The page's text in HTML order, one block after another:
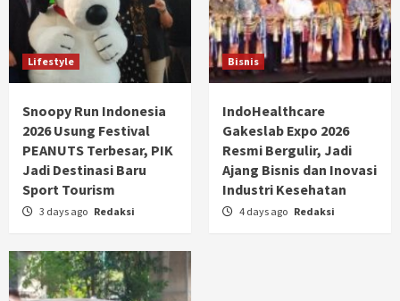
Lifestyle
Snoopy Run Indonesia
2026 Usung Festival
PEANUTS Terbesar, PIK
Jadi Destinasi Baru
Sport Tourism
3 days ago Redaksi
Bisnis
IndoHealthcare
Gakeslab Expo 2026
Resmi Bergulir, Jadi
Ajang Bisnis dan Inovasi
Industri Kesehatan
4 days ago Redaksi